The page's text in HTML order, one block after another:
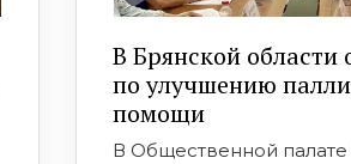
В Брянской
по улучшению
помощи
В Общественной